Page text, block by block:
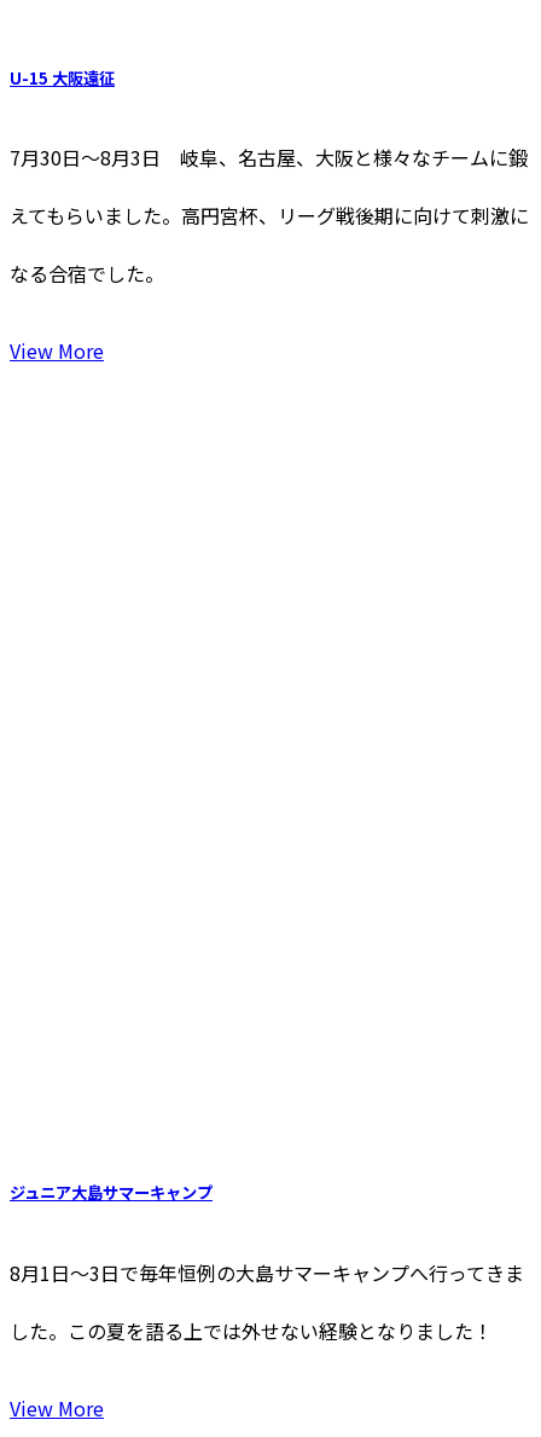
U-15 大阪遠征
7月30日～8月3日 岐阜、名古屋、大阪と様々なチームに鍛
えてもらいました。高円宮杯、リーグ戦後期に向けて刺激に
なる合宿でした。
View More
ジュニア大島サマーキャンプ
8月1日〜3日で毎年恒例の大島サマーキャンプへ行ってきま
した。この夏を語る上では外せない経験となりました！
View More